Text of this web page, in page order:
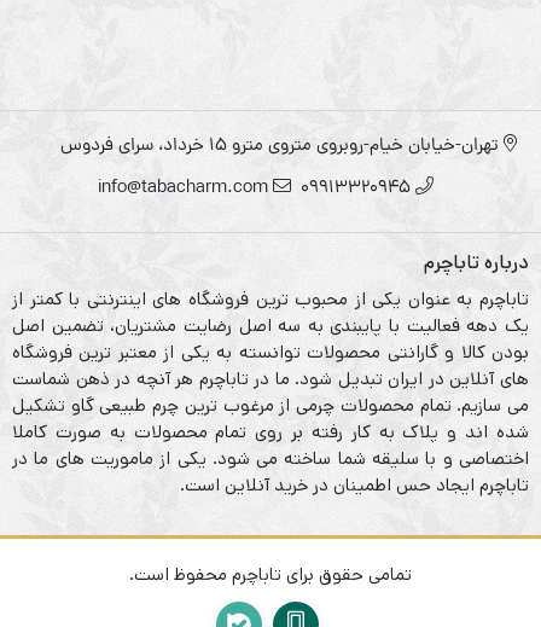
تهران-خیابان خیام-روبروی متروی مترو ۱۵ خرداد، سرای فردوس
09913320945
info@tabacharm.com
درباره تاباچرم
تاباچرم به عنوان یکی از محبوب ترین فروشگاه های اینترنتی با کمتر از
یک دهه فعالیت با پایبندی به سه اصل رضایت مشتریان، تضمین اصل
بودن کالا و گارانتی محصولات توانسته به یکی از معتبر ترین فروشگاه
های آنلاین در ایران تبدیل شود. ما در تاباچرم هر آنچه در ذهن شماست
می سازیم. تمام محصولات چرمی از مرغوب ترین چرم طبیعی گاو تشکیل
شده اند و پلاک به کار رفته بر روی تمام محصولات به صورت کاملا
اختصاصی و با سلیقه شما ساخته می شود. یکی از ماموریت های ما در
تاباچرم ایجاد حس اطمینان در خرید آنلاین است.
تمامی حقوق برای تاباچرم محفوظ است.